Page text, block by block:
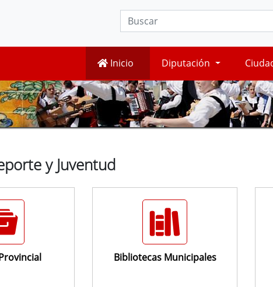
Inicio Diputación
y Juventud
Bibliotecas Municipales